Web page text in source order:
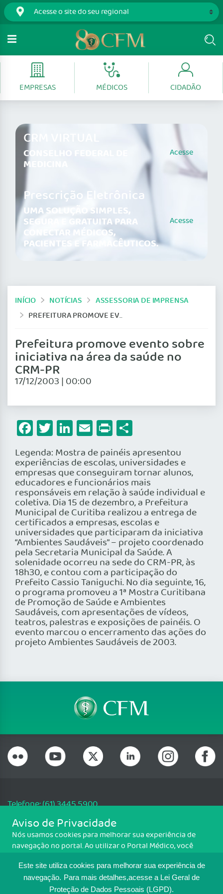
Este site utiliza cookies para melhorar sua experiência de
navegação. Para mais detalhes,acesse a Lei Geral de
Proteção de Dados Pessoais (LGPD).
EMPRESAS MÉDICOS CIDADÃO
CRM VIRTUAL
CONSELHO FEDERAL DE
MEDICINA
Acesse
Prescrição Eletrônica
UMA SOLUÇÃO SIMPLES,
SEGURA E GRATUITA PARA
CONECTAR MÉDICOS,
PACIENTES E FARMACÊUTICOS.
Acesse
INÍCIO NOTÍCIAS
ASSESSORIA DE IMPRENSA
PREFEITURA PROMOVE EVENTO SOBRE INICIATIVA NA ÁREA DA SAÚDE NO CRM-PR
Prefeitura promove evento sobre
iniciativa na área da saúde no
CRM-PR
17/12/2003 | 00:00
Facebook
Twitter
LinkedIn
Email
Print
Legenda: Mostra de painéis apresentou
experiências de escolas, universidades e
empresas que conseguiram tornar alunos,
educadores e funcionários mais
responsáveis em relação à saúde individual e
coletiva. Dia 15 de dezembro, a Prefeitura
Municipal de Curitiba realizou a entrega de
certificados a empresas, escolas e
universidades que participaram da iniciativa
“Ambientes Saudáveis” – projeto coordenado
pela Secretaria Municipal da Saúde. A
solenidade ocorreu na sede do CRM-PR, às
18h30, e contou com a participação do
Prefeito Cassio Taniguchi. No dia seguinte, 16,
o programa promoveu a 1ª Mostra Curitibana
de Promoção de Saúde e Ambientes
Saudáveis, com apresentações de vídeos,
teatros, palestras e exposições de painéis. O
evento marcou o encerramento das ações do
projeto Ambientes Saudáveis de 2003.
Telefone: (61) 3445 5900
Email: cfm@portalmedico.org.br
SGAS 616, Conjunto D, Lote 115, L2 Sul, Brasília/DF - CEP: 70200-760 -
CNPJ: 33.583.550/0001-30
MAPA DO SITE
Aviso de Privacidade
Nós usamos cookies para melhorar sua experiência de
navegação no portal. Ao utilizar o Portal Médico, você
Para ter mais informações sobre como isso é feito, acesse
Política de cookies. Se você concorda, clique em ACEITO.